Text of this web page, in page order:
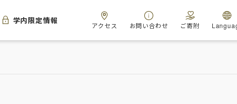
学内限定情報
アクセス お問い合わせ ご寄附